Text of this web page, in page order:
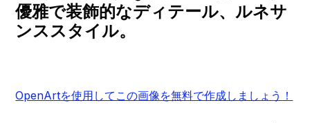
優雅で装飾的なディテール、ルネサ
ンススタイル。
OpenArtを使用してこの画像を無料で作成しましょう！